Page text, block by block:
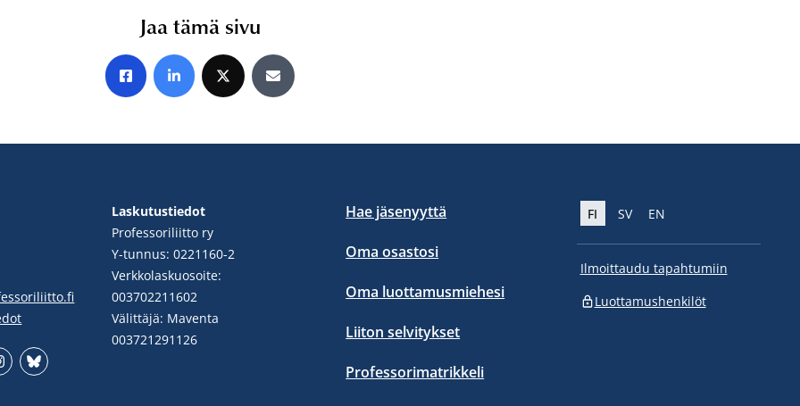
Jaa tämä sivu
Jaa Facebookissa
Jaa LinkedInissä
Jaa X:ssäJaa sähköpostitse
Laskutustiedot
Professoriliitto ry
Y-tunnus: 0221160-2
Verkkolaskuosoite:
003702211602
Välittäjä: Maventa
003721291126
Hae jäsenyyttä
Oma osastosi
Oma luottamusmiehesi
Liiton selvitykset
Professorimatrikkeli
FI SV EN
Ilmoittaudu tapahtumiin
Luottamushenkilöt